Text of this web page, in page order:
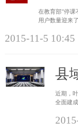
在教育部“停
用户数量迎来
2015-11-5 10:45
县
近期，
全面建